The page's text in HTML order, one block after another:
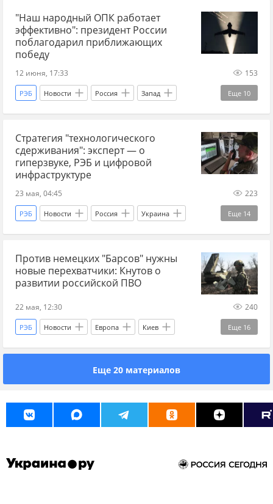
Спецоперация ИИ (искусственный интеллект)
беспилотники инфраструктура
"Наш народный ОПК работает
эффективно": президент России
поблагодарил приближающих
победу
12 июня, 17:33 153
Еще 10
РЭБ Новости Россия Запад
Украина Владимир Путин
Андрей Белоусов ОПК "Рубикон"
ВДВ БПЛА ПВО Минобороны РФ
ИИ (искусственный интеллект)
Стратегия "технологического
сдерживания": эксперт — о
гиперзвуке, РЭБ и цифровой
инфраструктуре
23 мая, 04:45 223
Еще 14
РЭБ Новости Россия Украина
Главные новости главное СВО
новости СВО Россия прогнозы СВО
новости СВО сейчас дзен новости СВО
робот киберзащита кибербезопасность
Против немецких "Барсов" нужны
новые перехватчики: Кнутов о
развитии российской ПВО
22 мая, 12:30 240
Еще 16
РЭБ Новости Европа Киев
Донбасс Украина.ру дроны БПЛА
елка самолет
новости СВО Россия прогнозы СВО
новости СВО Спецоперация
Еще 20 материалов